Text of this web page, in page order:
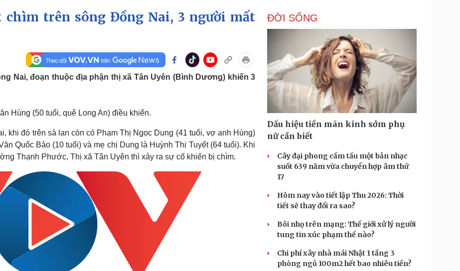
Infographic
Giá cà phê
Thể thao
Lịch thi đấu bóng đá
Hậu trường
Ô tô - Xe máy
Xe máy
Doanh nghiệp
Thông tin doanh nghiệp
Doanh nghiệp 24h
Doanh nhân
Vì cộng đồng
Công nghệ
Sành điệu
Tin Công nghệ
Trải nghiệm
Chuyển đổi số
Văn hóa
Sân khấu - Điện ảnh
Văn học
Di sản
Giải trí
Nghệ sĩ
Thời trang
Sao Việt
Du lịch
Tư vấn
Podcast
Đọc truyện đêm khuya
Cửa sổ tình yêu
chìm trên sông Đồng Nai, 3 người mất
Nai, đoạn thuộc địa phận thị xã Tân Uyên (Bình Dương) khiến 3
Hùng (50 tuổi, quê Long An) điều khiển.
khi đó trên sà lan còn có Phạm Thị Ngọc Dung (41 tuổi, vợ anh Hùng)
Quốc Bảo (10 tuổi) và mẹ chị Dung là Huỳnh Thị Tuyết (64 tuổi). Khi
Thạnh Phước, Thị xã Tân Uyên thì xảy ra sự cố khiến bị chìm.
ĐỜI SỐNG
Dấu hiệu tiền mãn kinh sớm phụ
nữ cần biết
Cây đại phong cầm tấu một bản nhạc
suốt 639 năm vừa chuyển hợp âm thứ
17
Hôm nay vào tiết lập Thu 2026: Thời
tiết sẽ thay đổi ra sao?
Bôi nhọ trên mạng: Thế giới xử lý người
tung tin xúc phạm thế nào?
Chi phí xây nhà mái Nhật 1 tầng 3
phòng ngủ 100m2 hết bao nhiêu tiền?